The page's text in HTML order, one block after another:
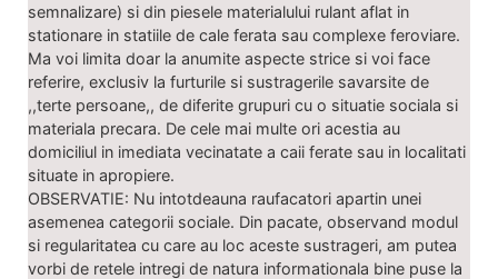
semnalizare) si din piesele materialului rulant aflat in
stationare in statiile de cale ferata sau complexe feroviare.
Ma voi limita doar la anumite aspecte strice si voi face
referire, exclusiv la furturile si sustragerile savarsite de
,,terte persoane,, de diferite grupuri cu o situatie sociala si
materiala precara. De cele mai multe ori acestia au
domiciliul in imediata vecinatate a caii ferate sau in localitati
situate in apropiere.
OBSERVATIE: Nu intotdeauna raufacatori apartin unei
asemenea categorii sociale. Din pacate, observand modul
si regularitatea cu care au loc aceste sustrageri, am putea
vorbi de retele intregi de natura informationala bine puse la